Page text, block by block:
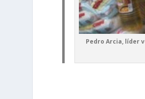
Pedro Arcia, líder